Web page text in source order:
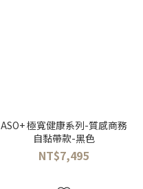
ASO+ 極寬健康系列-質感商務
自黏帶款-黑色
NT$7,495